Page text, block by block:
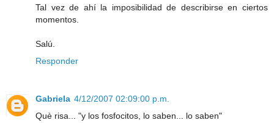
Tal vez de ahí la imposibilidad de describirse en ciertos
momentos.
Salú.
Responder
Gabriela 4/12/2007 02:09:00 p.m.
Què risa... "y los fosfocitos, lo saben... lo saben"